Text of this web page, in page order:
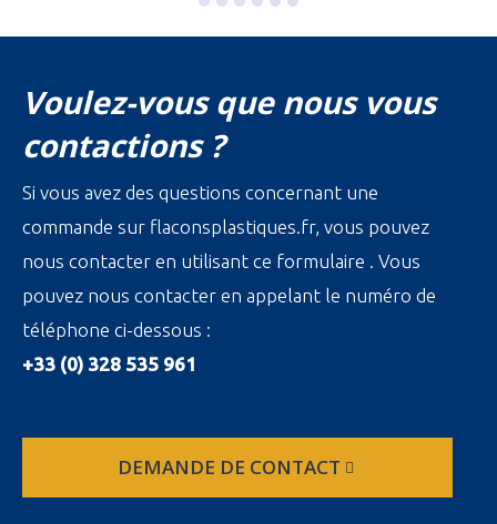
Voulez-vous que nous vous
contactions ?
Si vous avez des questions concernant une
commande sur flaconsplastiques.fr, vous pouvez
nous contacter en utilisant ce formulaire . Vous
pouvez nous contacter en appelant le numéro de
téléphone ci-dessous :
+33 (0) 328 535 961
DEMANDE DE CONTACT